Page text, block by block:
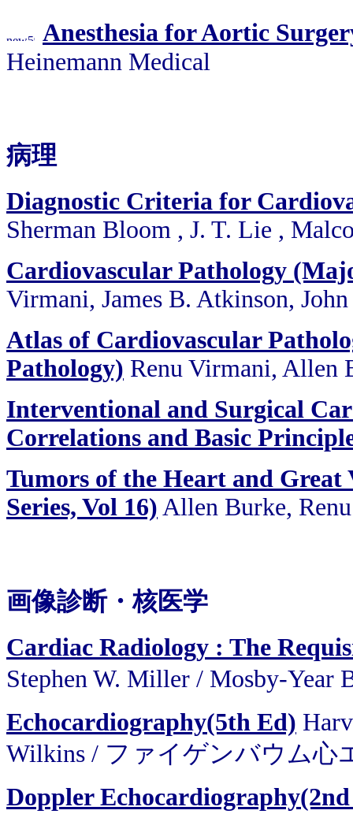
Anesthesia for Aortic
Heinemann Medical
病理
Diagnostic Criteria for
Sherman Bloom , J. T. Lie ,
Cardiovascular Pathology
Virmani, James B. Atkinson,
Atlas of Cardiovascular
Pathology) Renu Virmani, Allen
Interventional and Surgical
Correlations and Basic
Tumors of the Heart and Great
Series, Vol 16) Allen Burke,
画像診断・核医学
Cardiac Radiology : The
Stephen W. Miller / Mosby-
Echocardiography(5th Ed)
Wilkins / ファイゲンバウム心
Doppler